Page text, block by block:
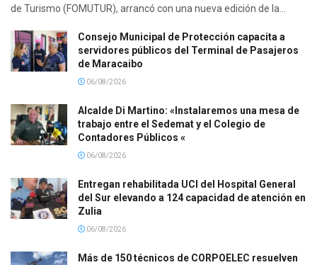
de Turismo (FOMUTUR), arrancó con una nueva edición de la...
Consejo Municipal de Protección capacita a
servidores públicos del Terminal de Pasajeros
de Maracaibo
06/08/2026
Alcalde Di Martino: «Instalaremos una mesa de
trabajo entre el Sedemat y el Colegio de
Contadores Públicos «
06/08/2026
Entregan rehabilitada UCI del Hospital General
del Sur elevando a 124 capacidad de atención en
Zulia
06/08/2026
Más de 150 técnicos de CORPOELEC resuelven